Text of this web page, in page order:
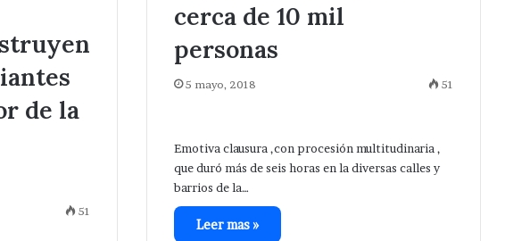
cerca de 10 mil
personas
5 mayo, 2018 51
Emotiva clausura ,con procesión multitudinaria ,
que duró más de seis horas en la diversas calles y
barrios de la…
Leer mas »
de la
51